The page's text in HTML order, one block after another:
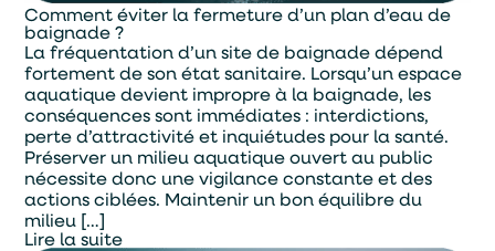
Comment éviter la fermeture d’un plan d’eau de
baignade ?
La fréquentation d’un site de baignade dépend
fortement de son état sanitaire. Lorsqu’un espace
aquatique devient impropre à la baignade, les
conséquences sont immédiates : interdictions,
perte d’attractivité et inquiétudes pour la santé.
Préserver un milieu aquatique ouvert au public
nécessite donc une vigilance constante et des
actions ciblées. Maintenir un bon équilibre du
milieu […]
Lire la suite